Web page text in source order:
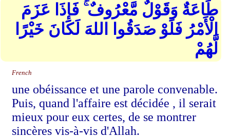
طَاعَةٌ وَقَوْلٌ مَّعْرُوفٌ ۚ فَإِذَا عَزَمَ
الْأَمْرُ فَلَوْ صَدَقُوا اللهَ لَكَانَ خَيْرًا
لَّهُمْ
French
une obéissance et une parole convenable.
Puis, quand l'affaire est décidée , il serait
mieux pour eux certes, de se montrer
sincères vis-à-vis d'Allah.